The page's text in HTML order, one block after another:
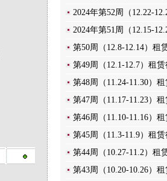
2024年第52周（12.22-
2024年第51周（12.15-
第50周（12.8-12.14）租
第49周（12.1-12.7）租
第48周（11.24-11.30）
第47周（11.17-11.23）
第46周（11.10-11.16）
第45周（11.3-11.9）租
第44周（10.27-11.2）租
第43周（10.20-10.26）